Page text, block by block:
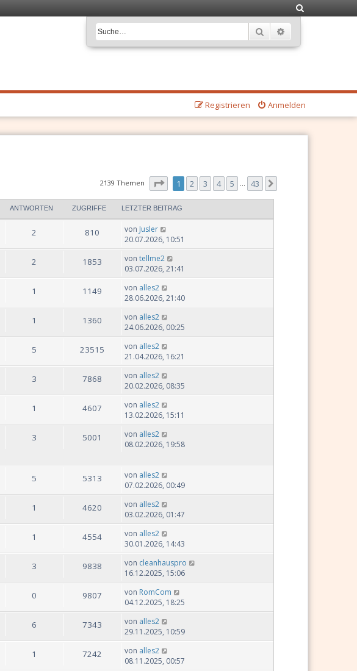
Suche
Anmelden
Registrieren
2139 Themen Seite von
1 2 3 4 5 … 43
ANTWORTEN ZUGRIFFE LETZTER BEITRAG
2 810 von Jusler
20.07.2026, 10:51
2 1853 von tellme2
03.07.2026, 21:41
1 1149 von alles2
28.06.2026, 21:40
1 1360 von alles2
24.06.2026, 00:25
5 23515 von alles2
21.04.2026, 16:21
3 7868 von alles2
20.02.2026, 08:35
1 4607 von alles2
13.02.2026, 15:11
3 5001 von alles2
08.02.2026, 19:58
5 5313 von alles2
07.02.2026, 00:49
1 4620 von alles2
03.02.2026, 01:47
1 4554 von alles2
30.01.2026, 14:43
3 9838 von cleanhauspro
16.12.2025, 15:06
0 9807 von RomCom
04.12.2025, 18:25
6 7343 von alles2
29.11.2025, 10:59
1 7242 von alles2
08.11.2025, 00:57